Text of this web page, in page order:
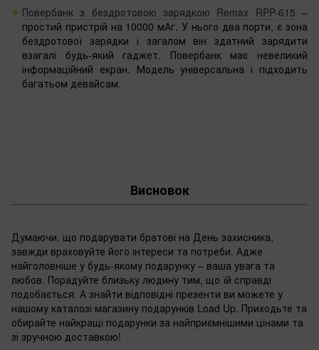
Повербанк з бездротовою зарядкою Remax RPP-615 –
простий пристрій на 10000 мАг. У нього два порти, є зона
бездротової зарядки і загалом він здатний зарядити
взагалі будь-який гаджет. Повербанк має невеликий
інформаційний екран. Модель універсальна і підходить
багатьом девайсам.
Висновок
Думаючи, що подарувати братові на День захисника,
завжди враховуйте його інтереси та потреби. Адже
найголовніше у будь-якому подарунку – ваша увага та
любов. Порадуйте близьку людину тим, що їй справді
подобається. А знайти відповідні презенти ви можете у
нашому каталозі магазину подарунків Load Up. Приходьте та
обирайте найкращі подарунки за найприємнішими цінами та
зі зручною доставкою!